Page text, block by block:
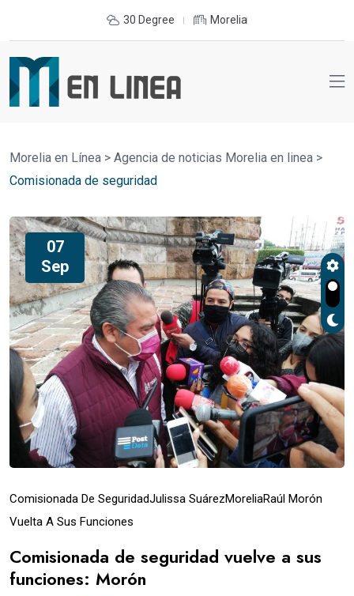
30 Degree Morelia
Morelia en Línea > Agencia de noticias Morelia en linea >
Comisionada de seguridad
07
Sep
Comisionada De SeguridadJulissa SuárezMoreliaRaúl Morón
Vuelta A Sus Funciones
Comisionada de seguridad vuelve a sus
funciones: Morón